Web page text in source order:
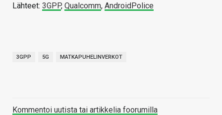
Lähteet: 3GPP, Qualcomm, AndroidPolice
3GPP 5G MATKAPUHELINVERKOT
Kommentoi uutista tai artikkelia foorumilla